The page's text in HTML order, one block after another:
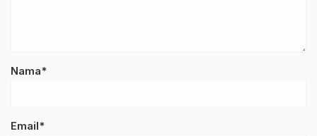
Nama*
Email*